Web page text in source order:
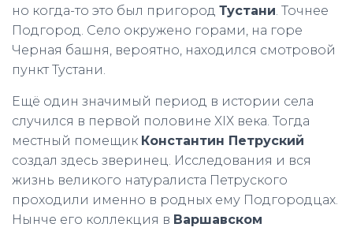
но когда-то это был пригород Тустани. Точнее
Подгород. Село окружено горами, на горе
Черная башня, вероятно, находился смотровой
пункт Тустани.
Ещё один значимый период в истории села
случился в первой половине ХІХ века. Тогда
местный помещик Константин Петруский
создал здесь зверинец. Исследования и вся
жизнь великого натуралиста Петруского
проходили именно в родных ему Подгородцах.
Нынче его коллекция в Варшавском